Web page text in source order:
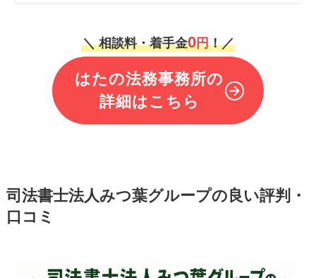
＼ 相談料・着手金0円！／
はたの法務事務所の
詳細はこちら
司法書士法人みつ葉グループの良い評判・
口コミ